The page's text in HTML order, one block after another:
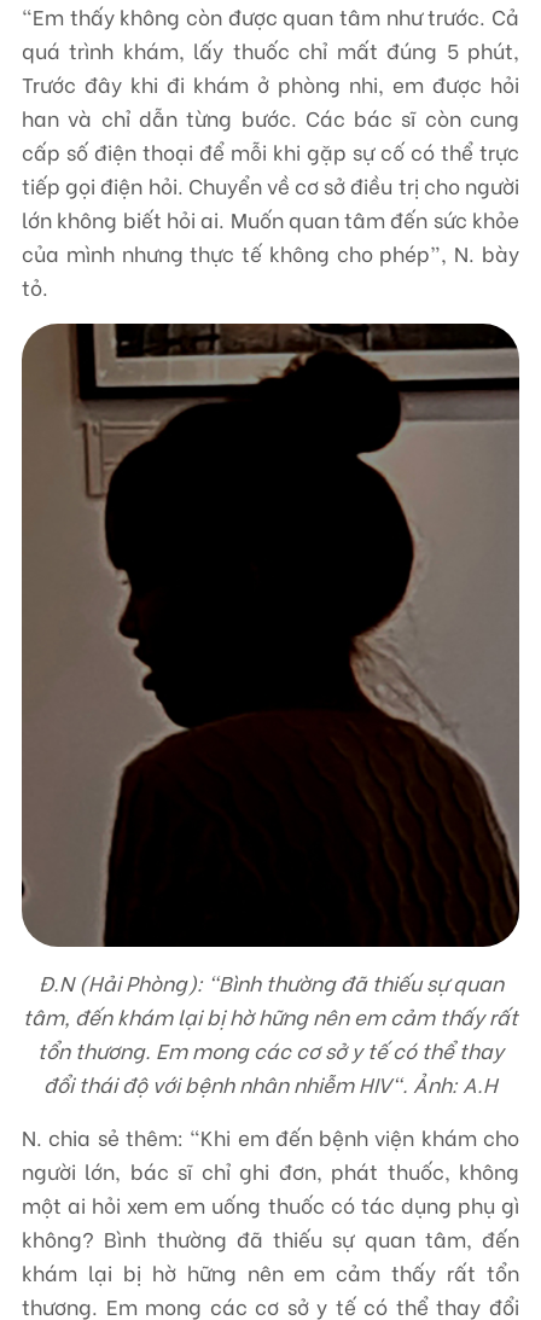
“Em thấy không còn được quan tâm như trước. Cả
quá trình khám, lấy thuốc chỉ mất đúng 5 phút,
Trước đây khi đi khám ở phòng nhi, em được hỏi
han và chỉ dẫn từng bước. Các bác sĩ còn cung
cấp số điện thoại để mỗi khi gặp sự cố có thể trực
tiếp gọi điện hỏi. Chuyển về cơ sở điều trị cho người
lớn không biết hỏi ai. Muốn quan tâm đến sức khỏe
của mình nhưng thực tế không cho phép”, N. bày
tỏ.
Đ.N (Hải Phòng): "Bình thường đã thiếu sự quan
tâm, đến khám lại bị hờ hững nên em cảm thấy rất
tổn thương. Em mong các cơ sở y tế có thể thay
đổi thái độ với bệnh nhân nhiễm HIV". Ảnh: A.H
N. chia sẻ thêm: “Khi em đến bệnh viện khám cho
người lớn, bác sĩ chỉ ghi đơn, phát thuốc, không
một ai hỏi xem em uống thuốc có tác dụng phụ gì
không? Bình thường đã thiếu sự quan tâm, đến
khám lại bị hờ hững nên em cảm thấy rất tổn
thương. Em mong các cơ sở y tế có thể thay đổi